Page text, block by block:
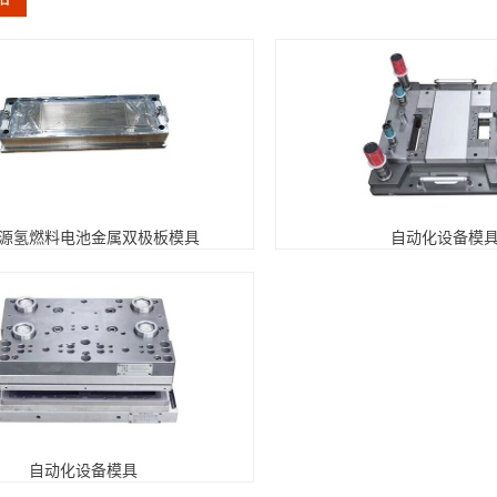
氢燃料电池金属双极板模具 自动化设备模
自动化设备模具